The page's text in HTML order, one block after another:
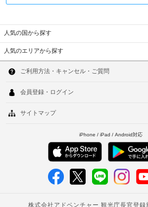
ビ
全
部
で
4
あ
る
房
完
の
屋
な
し
駐
場
客
清
ス
料
金
が
か
場
人気の国から探す
韓
国
人気のエリアから探す
ウ